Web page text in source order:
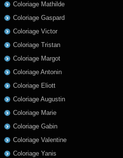
Coloriage Mathilde
Coloriage Gaspard
Coloriage Victor
Coloriage Tristan
Coloriage Margot
Coloriage Antonin
Coloriage Eliott
Coloriage Augustin
Coloriage Marie
Coloriage Gabin
Coloriage Valentine
Coloriage Yanis